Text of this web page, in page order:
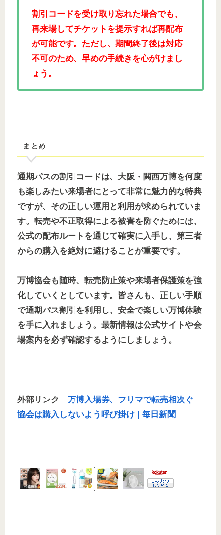
割引コードを受け取り忘れた場合でも、
再来場してチケットを提示すれば再配布
が可能です。ただし、期間終了後は対応
不可のため、早めの手続きを心がけまし
ょう。
まとめ
通期パスの割引コードは、大阪・関西万博を何度
も楽しみたい来場者にとって非常に魅力的な特典
ですが、その正しい運用と利用が求められていま
す。転売や不正取得による被害を防ぐためには、
公式の配布ルートを通じて確実に入手し、第三者
からの購入を絶対に避けることが重要です。
万博協会も随時、転売防止策や来場者保護策を強
化していくとしています。皆さんも、正しい手順
で通期パス割引を利用し、安全で楽しい万博体験
を手に入れましょう。最新情報は公式サイトや会
場案内を必ず確認するようにしましょう。
外部リンク 万博入場券、フリマで転売相次ぐ
協会は購入しないよう呼び掛け | 毎日新聞